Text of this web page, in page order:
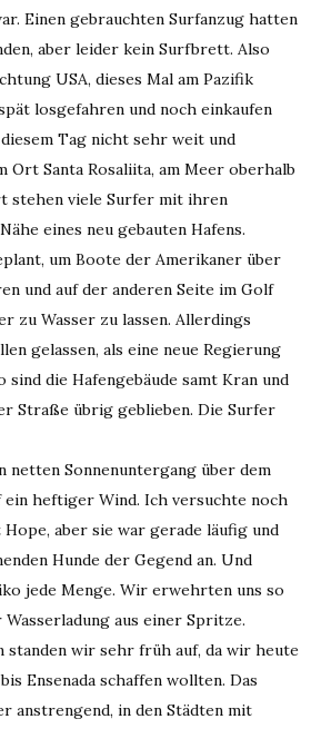
Einen gebrauchten Surfanzug hatten
aber leider kein Surfbrett. Also
USA, dieses Mal am Pazifik
losgefahren und noch einkaufen
Tag nicht sehr weit und
Ort Santa Rosaliita, am Meer oberhalb
stehen viele Surfer mit ihren
eines neu gebauten Hafens.
um Boote der Amerikaner über
und auf der anderen Seite im Golf
zu Wasser zu lassen. Allerdings
gelassen, als eine neue Regierung
sind die Hafengebäude samt Kran und
Straße übrig geblieben. Die Surfer
netten Sonnenuntergang über dem
heftiger Wind. Ich versuchte noch
aber sie war gerade läufig und
Hunde der Gegend an. Und
jede Menge. Wir erwehrten uns so
aus einer Spritze.
standen wir sehr früh auf, da wir heute
Ensenada schaffen wollten. Das
anstrengend, in den Städten mit